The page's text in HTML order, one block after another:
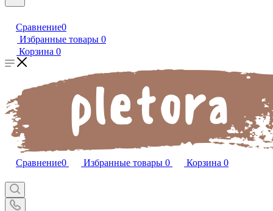
Сравнение0
Избранные товары 0
Корзина 0
Сравнение0 Избранные товары 0 Корзина 0